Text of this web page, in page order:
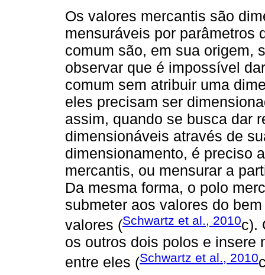
Os valores mercantis são
mensuráveis por parâmetros
comum são, em sua origem,
observar que é impossível
comum sem atribuir uma
eles precisam ser
assim, quando se busca dar
dimensionáveis através de
dimensionamento, é preciso
mercantis, ou mensurar a
Da mesma forma, o polo
submeter aos valores do
valores (Schwartz et al., 2010c).
os outros dois polos e insere
entre eles (Schwartz et al., 2010